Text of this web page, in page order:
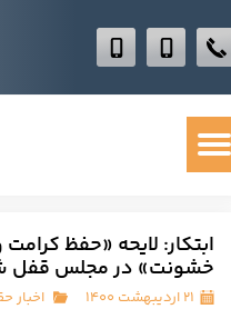
ابتکار: لایحه «حفظ کرامت
خشونت» در مجلس قفل
۲۱ اردیبهشت ۱۴۰۰ اخبار